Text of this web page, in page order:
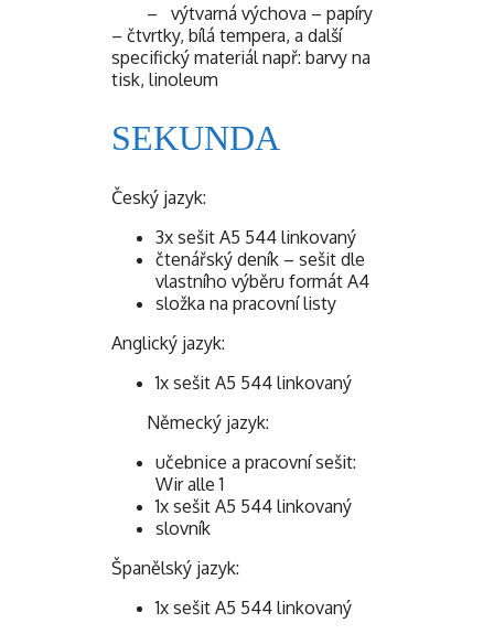
– výtvarná výchova – papíry
– čtvrtky, bílá tempera, a další
specifický materiál např: barvy na
tisk, linoleum
SEKUNDA
Český jazyk:
3x sešit A5 544 linkovaný
čtenářský deník – sešit dle
vlastního výběru formát A4
složka na pracovní listy
Anglický jazyk:
1x sešit A5 544 linkovaný
Německý jazyk:
učebnice a pracovní sešit:
Wir alle 1
1x sešit A5 544 linkovaný
slovník
Španělský jazyk:
1x sešit A5 544 linkovaný